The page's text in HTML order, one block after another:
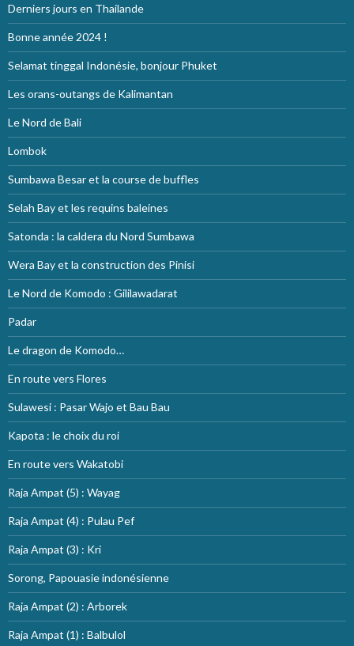
Derniers jours en Thailande
Bonne année 2024 !
Selamat tinggal Indonésie, bonjour Phuket
Les orans-outangs de Kalimantan
Le Nord de Bali
Lombok
Sumbawa Besar et la course de buffles
Selah Bay et les requins baleines
Satonda : la caldera du Nord Sumbawa
Wera Bay et la construction des Pinisi
Le Nord de Komodo : Gililawadarat
Padar
Le dragon de Komodo…
En route vers Flores
Sulawesi : Pasar Wajo et Bau Bau
Kapota : le choix du roi
En route vers Wakatobi
Raja Ampat (5) : Wayag
Raja Ampat (4) : Pulau Pef
Raja Ampat (3) : Kri
Sorong, Papouasie indonésienne
Raja Ampat (2) : Arborek
Raja Ampat (1) : Balbulol